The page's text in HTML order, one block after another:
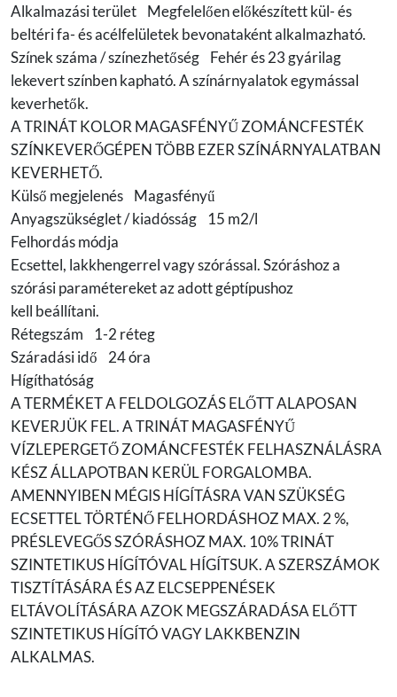
Alkalmazási terület Megfelelően előkészített kül- és
beltéri fa- és acélfelületek bevonataként alkalmazható.
Színek száma / színezhetőség Fehér és 23 gyárilag
lekevert színben kapható. A színárnyalatok egymással
keverhetők.
A TRINÁT KOLOR MAGASFÉNYŰ ZOMÁNCFESTÉK
SZÍNKEVERŐGÉPEN TÖBB EZER SZÍNÁRNYALATBAN
KEVERHETŐ.
Külső megjelenés Magasfényű
Anyagszükséglet / kiadósság 15 m2/l
Felhordás módja
Ecsettel, lakkhengerrel vagy szórással. Szóráshoz a
szórási paramétereket az adott géptípushoz
kell beállítani.
Rétegszám 1-2 réteg
Száradási idő 24 óra
Hígíthatóság
A TERMÉKET A FELDOLGOZÁS ELŐTT ALAPOSAN
KEVERJÜK FEL. A TRINÁT MAGASFÉNYŰ
VÍZLEPERGETŐ ZOMÁNCFESTÉK FELHASZNÁLÁSRA
KÉSZ ÁLLAPOTBAN KERÜL FORGALOMBA.
AMENNYIBEN MÉGIS HÍGÍTÁSRA VAN SZÜKSÉG
ECSETTEL TÖRTÉNŐ FELHORDÁSHOZ MAX. 2 %,
PRÉSLEVEGŐS SZÓRÁSHOZ MAX. 10% TRINÁT
SZINTETIKUS HÍGÍTÓVAL HÍGÍTSUK. A SZERSZÁMOK
TISZTÍTÁSÁRA ÉS AZ ELCSEPPENÉSEK
ELTÁVOLÍTÁSÁRA AZOK MEGSZÁRADÁSA ELŐTT
SZINTETIKUS HÍGÍTÓ VAGY LAKKBENZIN
ALKALMAS.